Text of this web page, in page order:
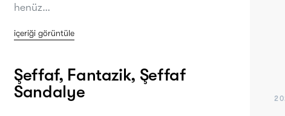
henüz…
içeriği görüntüle
Şeffaf, Fantazik, Şeffaf
Sandalye